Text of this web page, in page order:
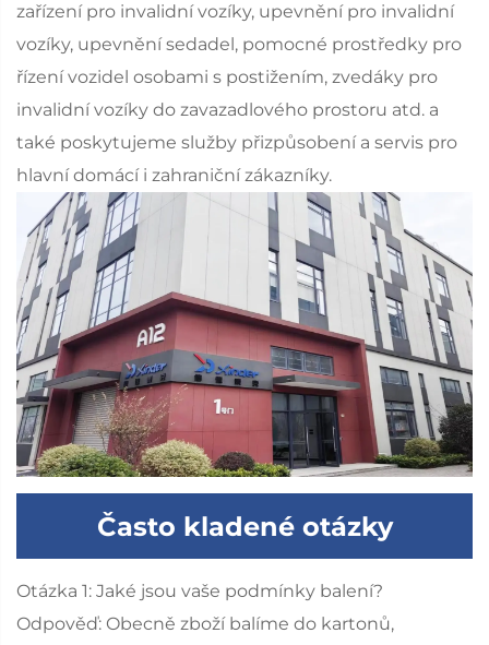
zařízení pro invalidní vozíky, upevnění pro invalidní
vozíky, upevnění sedadel, pomocné prostředky pro
řízení vozidel osobami s postižením, zvedáky pro
invalidní vozíky do zavazadlového prostoru atd. a
také poskytujeme služby přizpůsobení a servis pro
hlavní domácí i zahraniční zákazníky.
Často kladené otázky
Otázka 1: Jaké jsou vaše podmínky balení?
Odpověď: Obecně zboží balíme do kartonů,